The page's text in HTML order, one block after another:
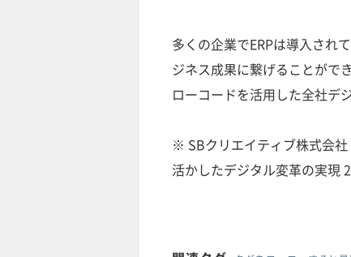
多くの企業でERPは導入され
ジネス成果に繋げることがで
ローコードを活用した全社デ
※ SBクリエイティブ株式会
活かしたデジタル変革の実現